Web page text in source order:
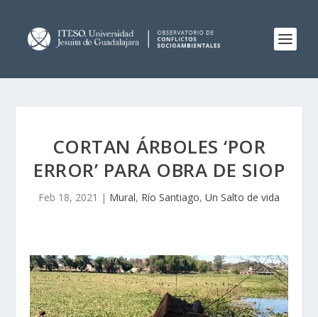
CORTAN ÁRBOLES ‘POR
ERROR’ PARA OBRA DE SIOP
Feb 18, 2021 | Mural, Río Santiago, Un Salto de vida